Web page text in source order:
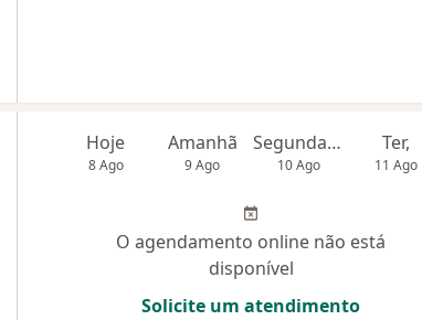
Hoje
8 Ago
Amanhã
9 Ago
Segunda-feira
10 Ago
Ter,
11 Ago
O agendamento online não está
disponível
Solicite um atendimento